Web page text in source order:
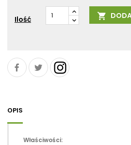
yellow
blue
VB
Ilość 
OPIS
Właściwości: